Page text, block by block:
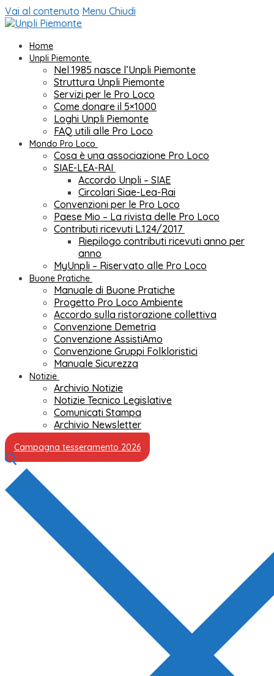
Vai al contenuto Menu Chiudi
Home
Unpli Piemonte
Nel 1985 nasce l’Unpli Piemonte
Struttura Unpli Piemonte
Servizi per le Pro Loco
Come donare il 5×1000
Loghi Unpli Piemonte
FAQ utili alle Pro Loco
Mondo Pro Loco
Cosa è una associazione Pro Loco
SIAE-LEA-RAI
Accordo Unpli – SIAE
Circolari Siae-Lea-Rai
Convenzioni per le Pro Loco
Paese Mio – La rivista delle Pro Loco
Contributi ricevuti L.124/2017
Riepilogo contributi ricevuti anno per
anno
MyUnpli – Riservato alle Pro Loco
Buone Pratiche
Manuale di Buone Pratiche
Progetto Pro Loco Ambiente
Accordo sulla ristorazione collettiva
Convenzione Demetria
Convenzione AssistiAmo
Convenzione Gruppi Folkloristici
Manuale Sicurezza
Notizie
Archivio Notizie
Notizie Tecnico Legislative
Comunicati Stampa
Archivio Newsletter
Campagna tesseramento 2026